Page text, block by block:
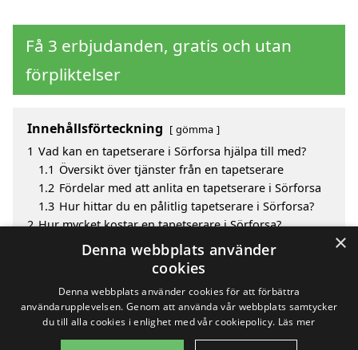
Få 3 erbjudanden, gratis och utan
förpliktelser
Innehållsförteckning gömma
1 Vad kan en tapetserare i Sörforsa hjälpa till med?
1.1 Översikt över tjänster från en tapetserare
1.2 Fördelar med att anlita en tapetserare i Sörforsa
1.3 Hur hittar du en pålitlig tapetserare i Sörforsa?
2 Hur mycket kostar en tapetserare i Sörforsa?
Fördelar med att välja tapetserare i Sörforsa
Sök efter en skicklig tapetserare i de omgivande
×
Denna webbplats använder
cookies
Denna webbplats använder cookies för att förbättra
användarupplevelsen. Genom att använda vår webbplats samtycker
du till alla cookies i enlighet med vår cookiepolicy. Läs mer